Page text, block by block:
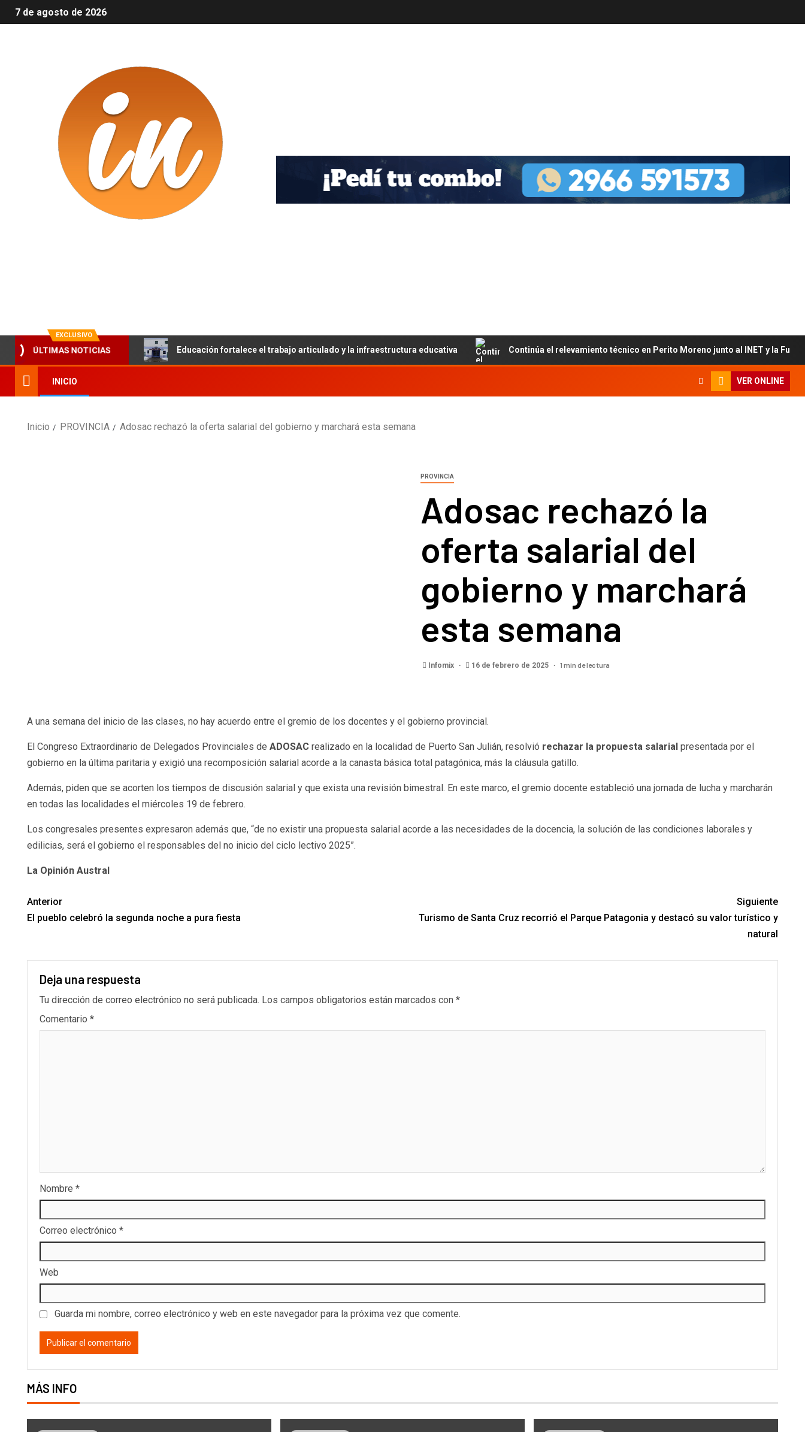
7 de agosto de 2026
EXCLUSIVO
ÚLTIMAS NOTICIAS Educación fortalece el trabajo articulado y la infraestructura educativa Continúa el relevamiento técnico en Perito Moreno junto al INET y la
INICIO VER ONLINE
Inicio PROVINCIA Adosac rechazó la oferta salarial del gobierno y marchará esta semana
PROVINCIA
Adosac rechazó la
oferta salarial del
gobierno y marchará
esta semana
Infomix 16 de febrero de 2025 1 min de lectura
A una semana del inicio de las clases, no hay acuerdo entre el gremio de los docentes y el gobierno provincial.
El Congreso Extraordinario de Delegados Provinciales de ADOSAC realizado en la localidad de Puerto San Julián, resolvió rechazar la propuesta salarial presentada por el
gobierno en la última paritaria y exigió una recomposición salarial acorde a la canasta básica total patagónica, más la cláusula gatillo.
Además, piden que se acorten los tiempos de discusión salarial y que exista una revisión bimestral. En este marco, el gremio docente estableció una jornada de lucha y marcharán
en todas las localidades el miércoles 19 de febrero.
Los congresales presentes expresaron además que, “de no existir una propuesta salarial acorde a las necesidades de la docencia, la solución de las condiciones laborales y
edilicias, será el gobierno el responsables del no inicio del ciclo lectivo 2025”.
La Opinión Austral
Anterior
El pueblo celebró la segunda noche a pura fiesta
Siguiente
Turismo de Santa Cruz recorrió el Parque Patagonia y destacó su valor turístico y
natural
Deja una respuesta
Tu dirección de correo electrónico no será publicada. Los campos obligatorios están marcados con *
Comentario *
Nombre *
Correo electrónico *
Web
Guarda mi nombre, correo electrónico y web en este navegador para la próxima vez que comente.
MÁS INFO